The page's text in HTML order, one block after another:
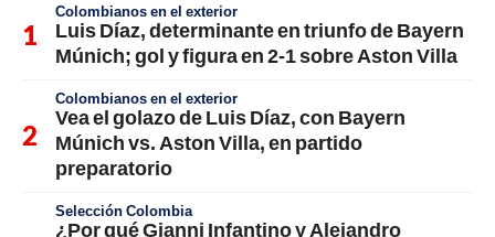
Colombianos en el exterior
Luis Díaz, determinante en triunfo de Bayern
Múnich; gol y figura en 2-1 sobre Aston Villa
Colombianos en el exterior
Vea el golazo de Luis Díaz, con Bayern
Múnich vs. Aston Villa, en partido
preparatorio
Selección Colombia
¿Por qué Gianni Infantino y Alejandro